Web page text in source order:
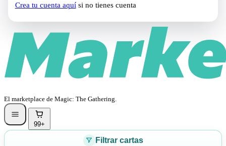
Crea tu cuenta aquísi no tienes cuenta
El marketplace de Magic: The Gathering.
99+
Filtrar cartas